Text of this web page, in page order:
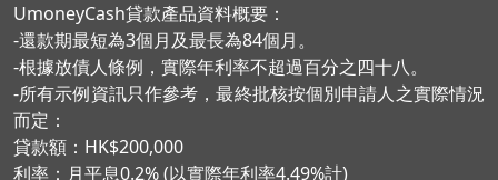
UmoneyCash貸款產品資料概要：
-還款期最短為3個月及最長為84個月。
-根據放債人條例，實際年利率不超過百分之四十八。
-所有示例資訊只作參考，最終批核按個別申請人之實際情況
而定：
貸款額：HK$200,000
利率：月平息0.2% (以實際年利率4.49%計)